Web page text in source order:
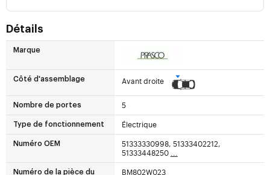
Détails
Marque
Côté d'assemblage Avant droite
Nombre de portes 5
Type de fonctionnement Électrique
Numéro OEM
51333330998, 51333402212,
51333448250 ...
Numéro de la pièce du
BM802W023